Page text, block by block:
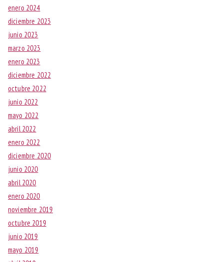
enero 2024
diciembre 2023
junio 2023
marzo 2023
enero 2023
diciembre 2022
octubre 2022
junio 2022
mayo 2022
abril 2022
enero 2022
diciembre 2020
junio 2020
abril 2020
enero 2020
noviembre 2019
octubre 2019
junio 2019
mayo 2019